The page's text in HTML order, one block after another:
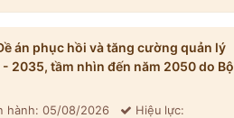
án phục hồi và tăng cường quản lý
2035, tầm nhìn đến năm 2050 do Bộ
hành: 05/08/2026 Hiệu lực: